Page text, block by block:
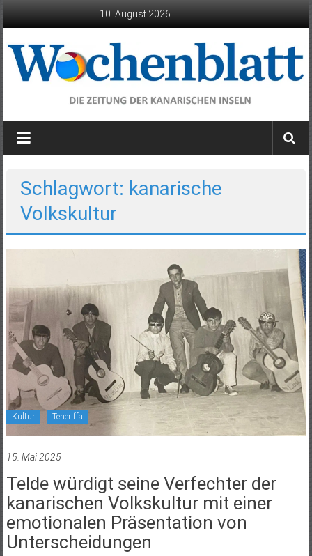
10. August 2026
Wochenblatt
die
Kanarischen
Inseln
Schlagwort: kanarische
Volkskultur
Kultur Teneriffa
15. Mai 2025
Telde würdigt seine Verfechter der
kanarischen Volkskultur mit einer
emotionalen Präsentation von
Unterscheidungen